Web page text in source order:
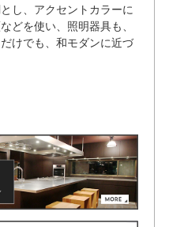
し、アクセントカラーに
どを使い、照明器具も、
けでも、和モダンに近づ